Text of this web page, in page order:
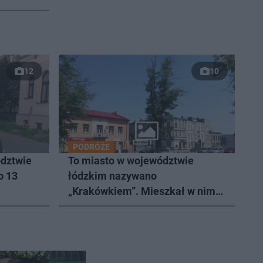
12
13
10
PODRÓŻE
To miasto w województwie
łódzkim nazywano
„Krakówkiem”. Mieszkał w nim